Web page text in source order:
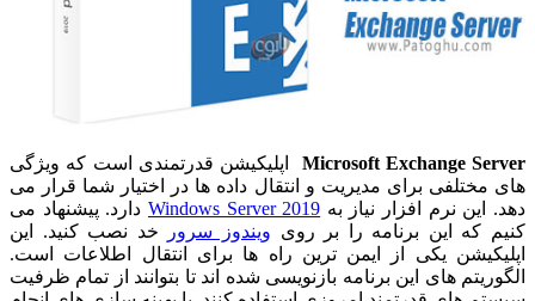
Microsoft Exchange Server اپلیکیشن قدرتمندی است که ویژگی
های مختلفی برای مدیریت و انتقال داده ها در اختیار شما قرار می
دهد. این نرم افزار نیاز به Windows Server 2019 دارد. پیشنهاد می
کنیم که این برنامه را بر روی ویندوز سرور
خد نصب کنید. این
اپلیکیشن یکی از ایمن ترین راه ها برای انتقال اطلاعات است.
الگوریتم های این برنامه بازنویسی شده اند تا بتوانند از تمام ظرفیت